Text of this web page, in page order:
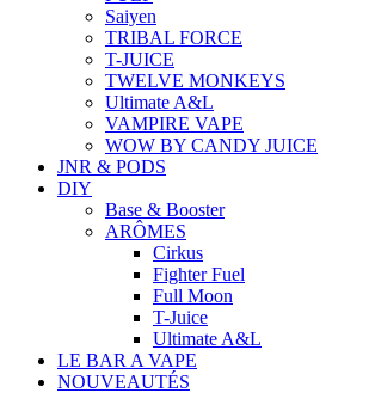
Saiyen
TRIBAL FORCE
T-JUICE
TWELVE MONKEYS
Ultimate A&L
VAMPIRE VAPE
WOW BY CANDY JUICE
JNR & PODS
DIY
Base & Booster
ARÔMES
Cirkus
Fighter Fuel
Full Moon
T-Juice
Ultimate A&L
LE BAR A VAPE
NOUVEAUTÉS